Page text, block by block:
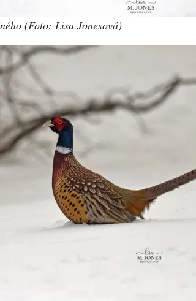
(Foto: Lisa Jonesová)